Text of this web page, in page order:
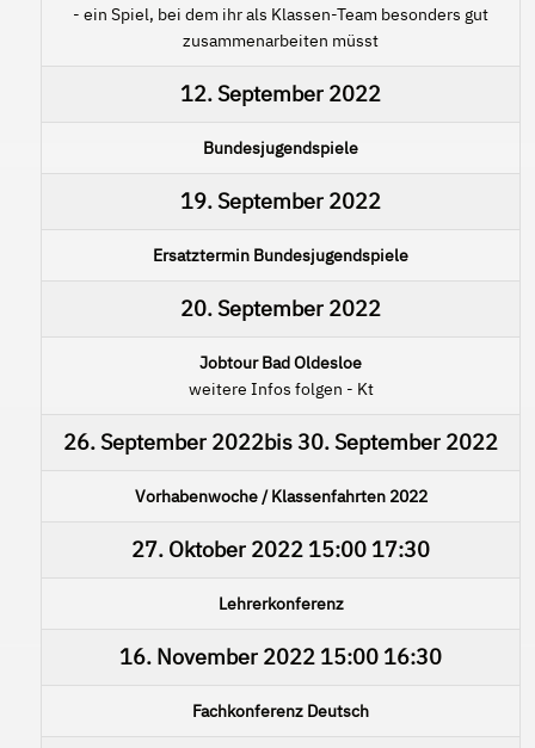
- ein Spiel, bei dem ihr als Klassen-Team besonders gut
zusammenarbeiten müsst
12. September 2022
Bundesjugendspiele
19. September 2022
Ersatztermin Bundesjugendspiele
20. September 2022
Jobtour Bad Oldesloe
weitere Infos folgen - Kt
26. September 2022bis30. September 2022
Vorhabenwoche / Klassenfahrten 2022
27. Oktober 2022 15:00 17:30
Lehrerkonferenz
16. November 2022 15:00 16:30
Fachkonferenz Deutsch